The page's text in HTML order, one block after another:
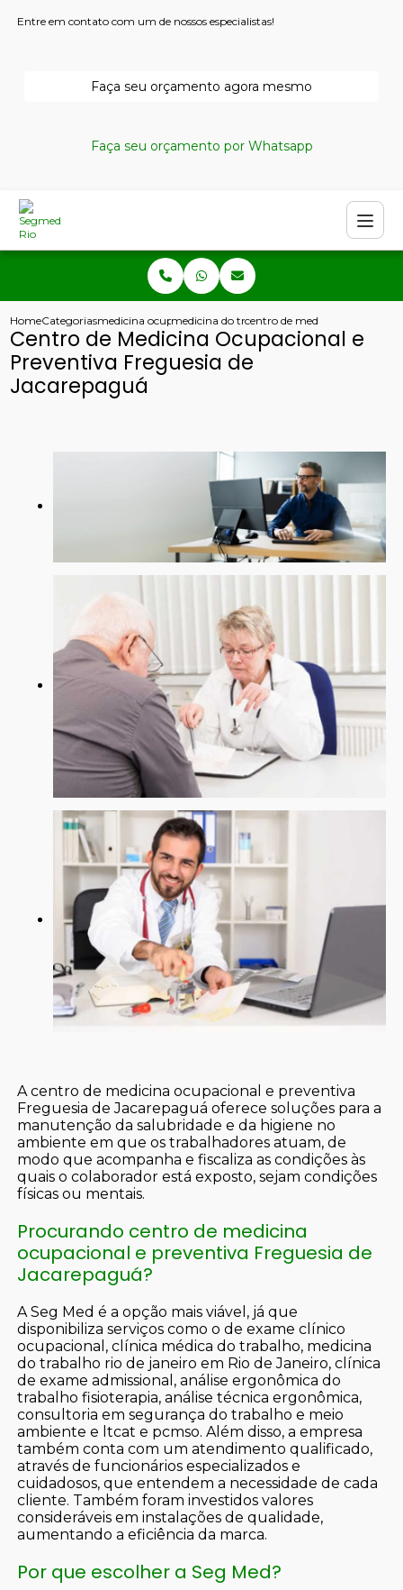
Entre em contato com um de nossos especialistas!
Faça seu orçamento agora mesmo
Faça seu orçamento por Whatsapp
HomeCategoriasmedicina ocupacionalmedicina do trabalho copacabana
centro de medicina
Centro de Medicina Ocupacional e
Preventiva Freguesia de
Jacarepaguá
A centro de medicina ocupacional e preventiva
Freguesia de Jacarepaguá oferece soluções para a
manutenção da salubridade e da higiene no
ambiente em que os trabalhadores atuam, de
modo que acompanha e fiscaliza as condições às
quais o colaborador está exposto, sejam condições
físicas ou mentais.
Procurando centro de medicina
ocupacional e preventiva Freguesia de
Jacarepaguá?
A Seg Med é a opção mais viável, já que
disponibiliza serviços como o de exame clínico
ocupacional, clínica médica do trabalho, medicina
do trabalho rio de janeiro em Rio de Janeiro, clínica
de exame admissional, análise ergonômica do
trabalho fisioterapia, análise técnica ergonômica,
consultoria em segurança do trabalho e meio
ambiente e ltcat e pcmso. Além disso, a empresa
também conta com um atendimento qualificado,
através de funcionários especializados e
cuidadosos, que entendem a necessidade de cada
cliente. Também foram investidos valores
consideráveis em instalações de qualidade,
aumentando a eficiência da marca.
Por que escolher a Seg Med?